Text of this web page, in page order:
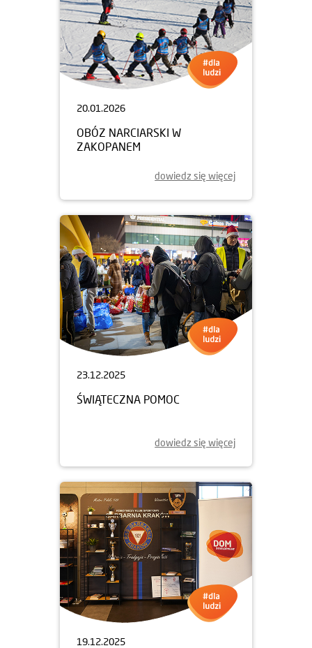
20.01.2026
OBÓZ NARCIARSKI W
ZAKOPANEM
dowiedz się więcej
23.12.2025
ŚWIĄTECZNA POMOC
dowiedz się więcej
19.12.2025